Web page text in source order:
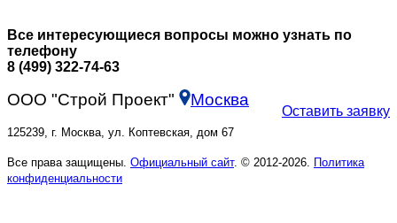
Все интересующиеся вопросы можно узнать по
телефону
8 (499) 322-74-63
Оставить заявку
ООО "Строй Проект" Москва
125239, г. Москва, ул. Коптевская, дом 67
Все права защищены. Официальный сайт. © 2012-2026. Политика
конфиденциальности